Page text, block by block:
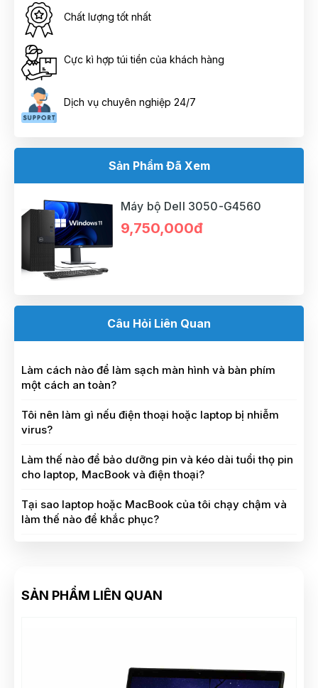
Chất lượng tốt nhất
Cực kì hợp túi tiền của khách hàng
Dịch vụ chuyên nghiệp 24/7
Sản Phẩm Đã Xem
Máy bộ Dell 3050-G4560
9,750,000đ
Câu Hỏi Liên Quan
Làm cách nào để làm sạch màn hình và bàn phím
một cách an toàn?
Tôi nên làm gì nếu điện thoại hoặc laptop bị nhiễm
virus?
Làm thế nào để bảo dưỡng pin và kéo dài tuổi thọ pin
cho laptop, MacBook và điện thoại?
Tại sao laptop hoặc MacBook của tôi chạy chậm và
làm thế nào để khắc phục?
SẢN PHẨM LIÊN QUAN